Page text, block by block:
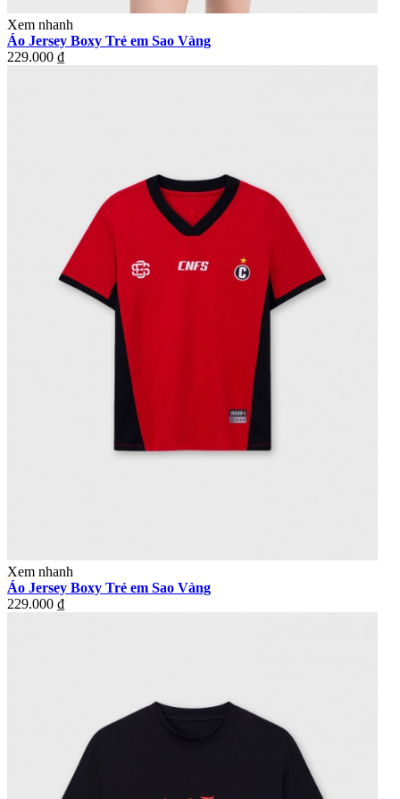
Xem nhanh
Áo Jersey Boxy Trẻ em Sao Vàng
229.000 ₫
Xem nhanh
Áo Jersey Boxy Trẻ em Sao Vàng
229.000 ₫